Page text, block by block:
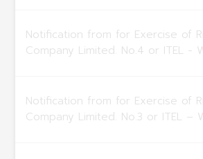
Notification from for Exercise of
Company Limited. No.4 or ITEL -
Notification from for Exercise of
Company Limited. No.3 or ITEL –